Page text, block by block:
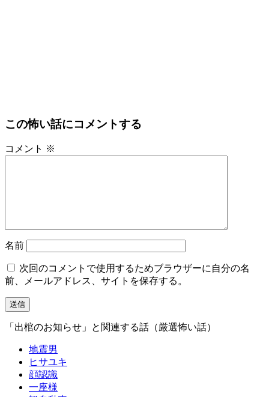
この怖い話にコメントする
コメント ※
名前
次回のコメントで使用するためブラウザーに自分の名
前、メールアドレス、サイトを保存する。
「出棺のお知らせ」と関連する話（厳選怖い話）
地震男
ヒサユキ
顔認識
一座様